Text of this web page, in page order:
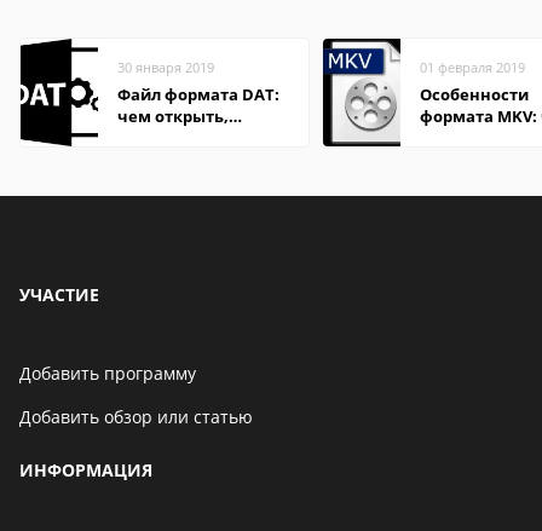
30 января 2019
Файл формата DAT:
чем открыть,
01 февраля 2019
Особенности
формата
УЧАСТИЕ
Добавить программу
Добавить обзор или статью
ИНФОРМАЦИЯ